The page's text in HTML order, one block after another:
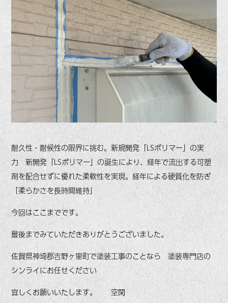
耐久性・耐候性の限界に挑む。新規開発「LSポリマー」の実
力 新開発「LSポリマー」の誕生により、経年で流出する可塑
剤を配合せずに優れた柔軟性を実現。経年による硬質化を防ぎ
「柔らかさを長時間維持」
今回はここまでです。
最後までみていただきありがとうございました。
佐賀県神埼郡吉野ヶ里町で塗装工事のことなら 塗装専門店の
シンライにお任せください
宜しくお願いいたします。 空閑